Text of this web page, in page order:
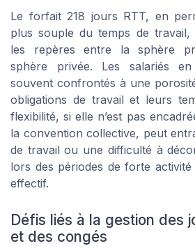
Le forfait 218 jours RTT, en
plus souple du temps de
les repères entre la sphère
sphère privée. Les salariés
souvent confrontés à une
obligations de travail et leurs
flexibilité, si elle n’est pas
la convention collective, peut
de travail ou une difficulté à
lors des périodes de forte
effectif.
Défis liés à la gestion des
et des congés